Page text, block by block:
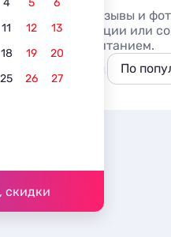
4 5
6
11 12
13
18 19
20
25 26
27
скидки
ценам, отзывы и
по акции или
и 3-х раз. питанием.
В центре
По